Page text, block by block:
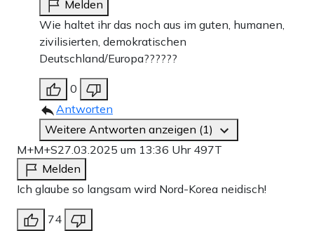
Melden
Wie haltet ihr das noch aus im guten, humanen,
zivilisierten, demokratischen
Deutschland/Europa??????
0
Antworten
Weitere Antworten anzeigen (1)
M+M+S27.03.2025 um 13:36 Uhr 497T
Melden
Ich glaube so langsam wird Nord-Korea neidisch!
74